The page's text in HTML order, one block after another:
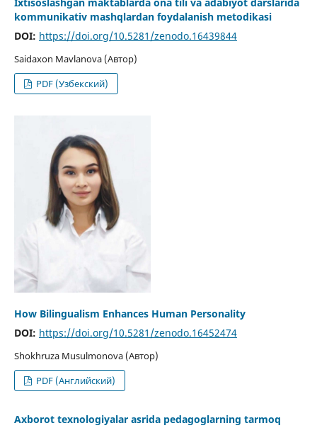
kommunikativ mashqlardan foydalanish metodikasi
DOI: https://doi.org/10.5281/zenodo.16439844
Saidaxon Mavlanova (Автор)
PDF (Узбекский)
How Bilingualism Enhances Human Personality
DOI: https://doi.org/10.5281/zenodo.16452474
Shokhruza Musulmonova (Автор)
PDF (Английский)
Axborot texnologiyalar asrida pedagoglarning tarmoq